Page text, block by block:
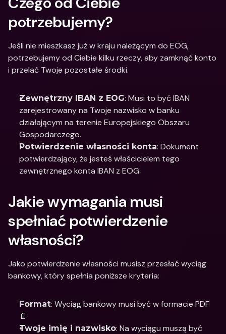
potrzebujemy?
Jeśli nie mieszkasz już w kraju należącym do EOG,
potrzebujemy od Ciebie kilku rzeczy, aby zamknąć konto
i przelać Twoje pozostałe środki.
Zewnętrzny IBAN z EOG: Musi to być IBAN
zarejestrowany na Twoje nazwisko w banku
działającym na terenie Europejskiego Obszaru
Gospodarczego.
Potwierdzenie własności konta: Dokument
potwierdzający, że jesteś właścicielem tego
zewnętrznego konta IBAN z EOG.
Jakie wymagania musi
spełniać potwierdzenie
własności?
Jako potwierdzenie własności musisz przesłać wyciąg
bankowy, który spełnia poniższe kryteria:
Format: Wyciąg bankowy musi być w formacie PDF
📄
Twoje imię i nazwisko: Na wyciągu muszą być